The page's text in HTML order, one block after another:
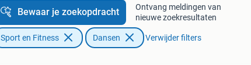
Bewaar je zoekopdracht
Ontvang meldingen van
nieuwe zoekresultaten
Sport en Fitness Dansen Verwijder filters